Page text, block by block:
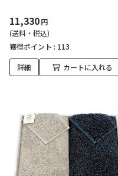
11,330円
(送料・税込)
獲得ポイント : 113
詳細 カートに入れる